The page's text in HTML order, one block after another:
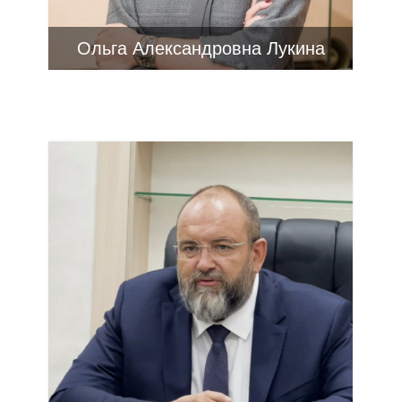
Ольга Александровна Лукина